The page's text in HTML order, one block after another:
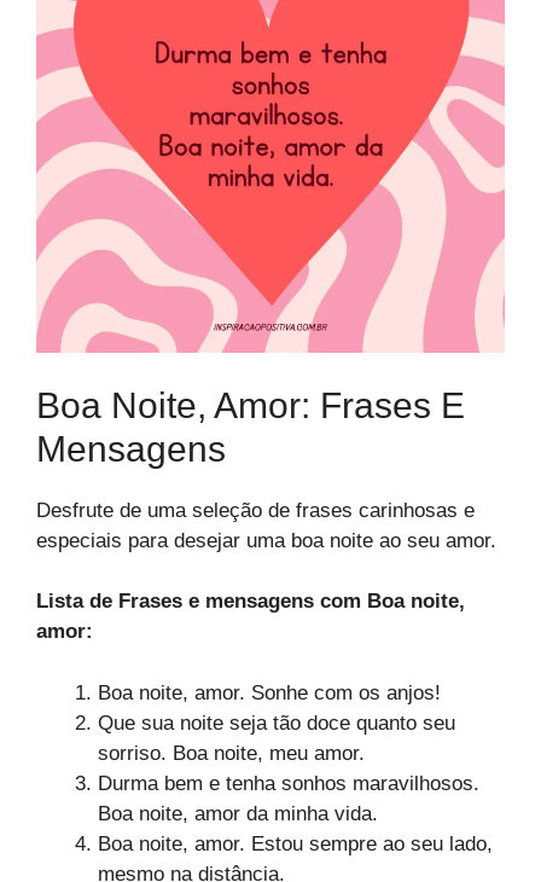
Boa Noite, Amor: Frases E
Mensagens
Desfrute de uma seleção de frases carinhosas e
especiais para desejar uma boa noite ao seu amor.
Lista de Frases e mensagens com Boa noite,
amor:
Boa noite, amor. Sonhe com os anjos!
Que sua noite seja tão doce quanto seu
sorriso. Boa noite, meu amor.
Durma bem e tenha sonhos maravilhosos.
Boa noite, amor da minha vida.
Boa noite, amor. Estou sempre ao seu lado,
mesmo na distância.